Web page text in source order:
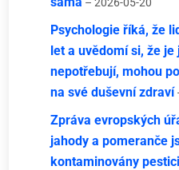
Psychologie říká, že
let a uvědomí si, že
nepotřebují, mohou
na své duševní zdraví
Zpráva evropských
jahody a pomeranče
kontaminovány